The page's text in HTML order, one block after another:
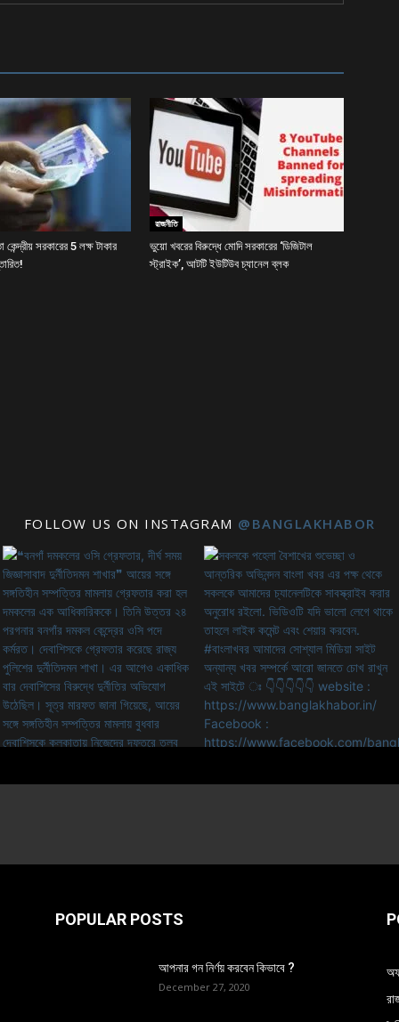
সরকারের 5 লক্ষ টাকার
রাজনীতি
ভুয়ো খবরের বিরুদ্ধে মোদি সরকারের ‘ডিজিটাল
স্ট্রাইক’, আটটি ইউটিউব চ্যানেল ব্লক
FOLLOW US ON INSTAGRAM @BANGLAKHABOR
POPULAR POSTS
আপনার গন নির্ণয় করবেন কিভাবে ?
December 27, 2020